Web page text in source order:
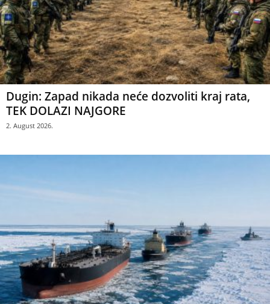
Dugin: Zapad nikada neće dozvoliti kraj rata,
TEK DOLAZI NAJGORE
2. August 2026.